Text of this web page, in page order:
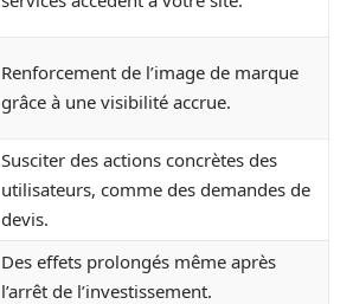
Renforcement de l’image de marque
grâce à une visibilité accrue.
Susciter des actions concrètes des
utilisateurs, comme des demandes de
devis.
Des effets prolongés même après
l’arrêt de l’investissement.